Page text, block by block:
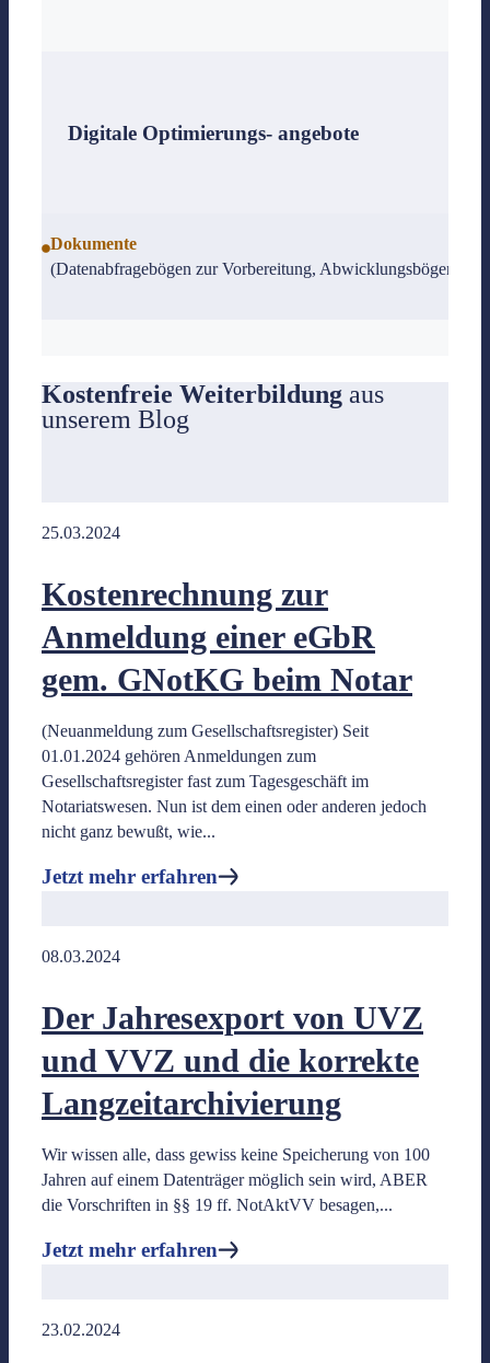
Digitale Optimierungs- angebote
Dokumente
(Datenabfragebögen zur Vorbereitung, Abwicklungsbögen,
Urkundensammlung
Coaching & Beratung
Start ins Notariat
Die besondere Fortbildung für neu bestellte Notare.
Shadow/Individual Coaching
– DAS Coaching für Sie und das Team für absolute Effizienz
Individuelle Inhouse Schulungen
Notarkosten
Geschäftswertrechner
Beispielkostenrechnungen
Kostenfreie Weiterbildung aus
unserem Blog
25.03.2024
Kostenrechnung zur
Anmeldung einer eGbR
gem. GNotKG beim Notar
(Neuanmeldung zum Gesellschaftsregister) Seit
01.01.2024 gehören Anmeldungen zum
Gesellschaftsregister fast zum Tagesgeschäft im
Notariatswesen. Nun ist dem einen oder anderen jedoch
nicht ganz bewußt, wie...
Jetzt mehr erfahren
08.03.2024
Der Jahresexport von UVZ
und VVZ und die korrekte
Langzeitarchivierung
Wir wissen alle, dass gewiss keine Speicherung von 100
Jahren auf einem Datenträger möglich sein wird, ABER
die Vorschriften in §§ 19 ff. NotAktVV besagen,...
Jetzt mehr erfahren
23.02.2024